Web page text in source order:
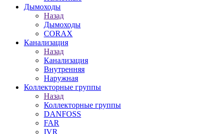
Дымоходы
Назад
Дымоходы
CORAX
Канализация
Назад
Канализация
Внутренняя
Наружная
Коллекторные группы
Назад
Коллекторные группы
DANFOSS
FAR
IVR